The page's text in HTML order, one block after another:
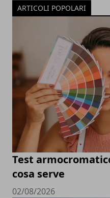
ARTICOLI POPOLARI
Test
cosa serve
02/08/2026